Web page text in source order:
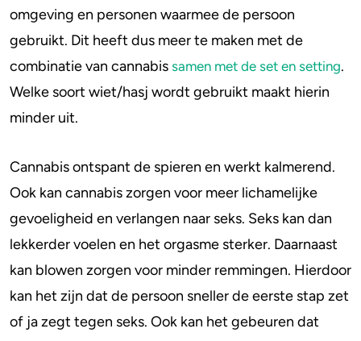
Alcohol
Lachgas
Paddo’s en truffels
2C-B
Ayahuasca
Benzodiazepines
Zorgen om iemand
Stoppen of minderen
Feiten over verslaving
Verkeer
Trends & Cijfers
Check je gebruik
Stel een vraag
omgeving en personen waarmee de persoon
gebruikt. Dit heeft dus meer te maken met de
combinatie van cannabis samen met de set en setting.
Welke soort wiet/hasj wordt gebruikt maakt hierin
minder uit.
Cannabis ontspant de spieren en werkt kalmerend.
Ook kan cannabis zorgen voor meer lichamelijke
gevoeligheid en verlangen naar seks. Seks kan dan
lekkerder voelen en het orgasme sterker. Daarnaast
kan blowen zorgen voor minder remmingen. Hierdoor
kan het zijn dat de persoon sneller de eerste stap zet
of ja zegt tegen seks. Ook kan het gebeuren dat